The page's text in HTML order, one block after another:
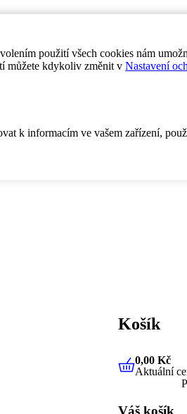
použití všech cookies nám
můžete kdykoliv změnit v Nastavení
k informacím ve vašem zařízení,
Košík
0,00 Kč
0,00 Kč
Aktuální
Váš košík